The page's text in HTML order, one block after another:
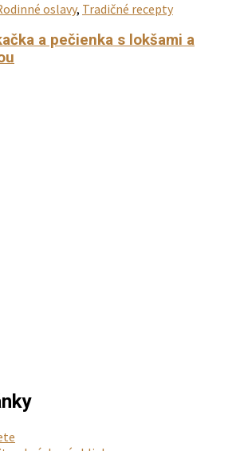
oslavy, Tradičné recepty
a pečienka s lokšami a